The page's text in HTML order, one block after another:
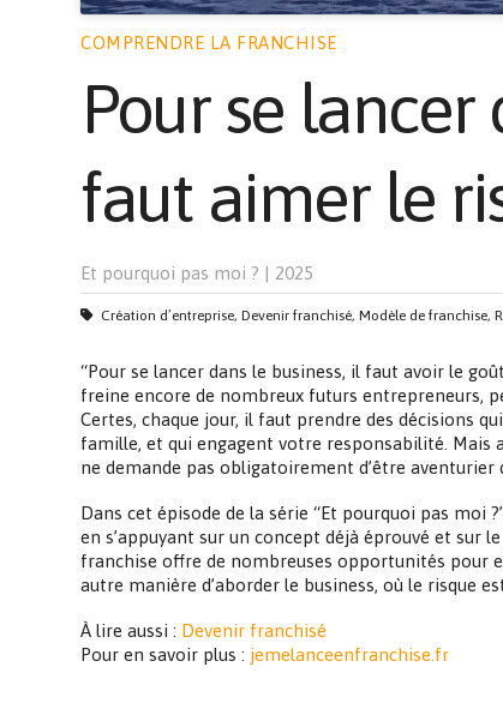
COMPRENDRE LA FRANCHISE
Pour se lancer
faut aimer le
Et pourquoi pas moi ? | 2025
Création d’entreprise, Devenir franchisé, Modèle de franchise,
“Pour se lancer dans le business, il faut avoir le
freine encore de nombreux futurs entrepreneurs,
Certes, chaque jour, il faut prendre des décisions
famille, et qui engagent votre responsabilité. Mais
ne demande pas obligatoirement d’être aventurier
Dans cet épisode de la série “Et pourquoi pas moi
en s’appuyant sur un concept déjà éprouvé et sur
franchise offre de nombreuses opportunités pour
autre manière d’aborder le business, où le risque
À lire aussi : Devenir franchisé
Pour en savoir plus : jemelanceenfranchise.fr